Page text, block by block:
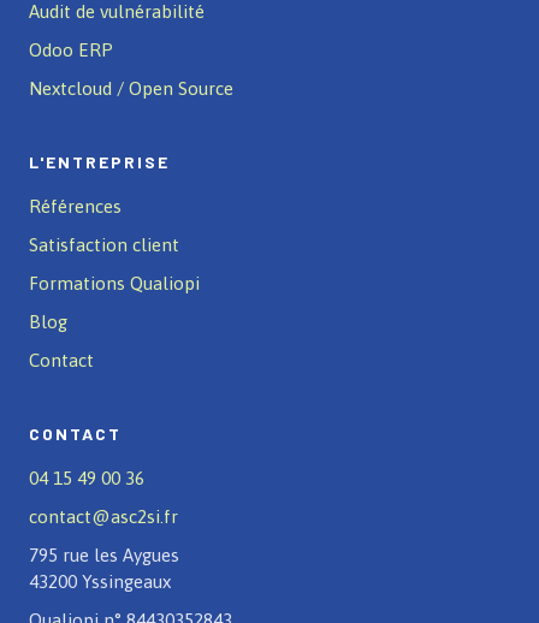
Audit de vulnérabilité
Odoo ERP
Nextcloud / Open Source
L'ENTREPRISE
Références
Satisfaction client
Formations Qualiopi
Blog
Contact
CONTACT
04 15 49 00 36
contact@asc2si.fr
795 rue les Aygues
43200 Yssingeaux